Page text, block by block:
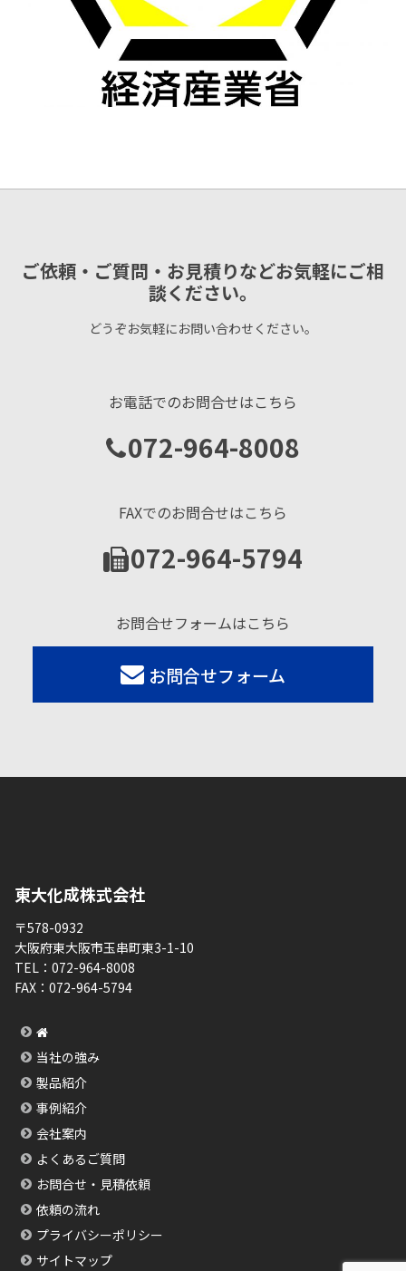
ご依頼・ご質問・お見積りなどお気軽にご相
談ください。
どうぞお気軽にお問い合わせください。
お電話でのお問合せはこちら
072-964-8008
FAXでのお問合せはこちら
072-964-5794
お問合せフォームはこちら
お問合せフォーム
東大化成株式会社
〒578-0932
大阪府東大阪市玉串町東3-1-10
TEL： 072-964-8008
FAX： 072-964-5794
当社の強み
製品紹介
事例紹介
会社案内
よくあるご質問
お問合せ・見積依頼
依頼の流れ
プライバシーポリシー
サイトマップ